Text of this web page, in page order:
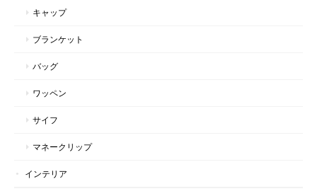
キャップ
ブランケット
バッグ
ワッペン
サイフ
マネークリップ
インテリア